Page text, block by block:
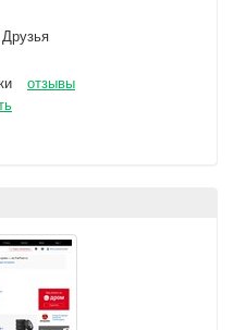
отзывы